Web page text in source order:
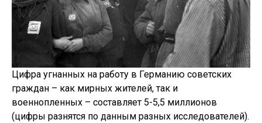
Цифра угнанных на работу в Германию советских
граждан – как мирных жителей, так и
военнопленных – составляет 5-5,5 миллионов
(цифры разнятся по данным разных исследователей).